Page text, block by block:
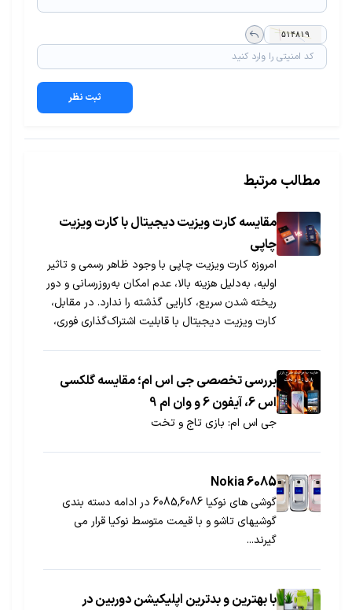
ثبت نظر
مطالب مرتبط
مقایسه کارت ویزیت دیجیتال با کارت ویزیت
چاپی
امروزه کارت ویزیت چاپی با وجود ظاهر رسمی و تاثیر
اولیه، به‌دلیل هزینه بالا، عدم امکان به‌روزرسانی و دور
ریخته شدن سریع، کارایی گذشته را ندارد. در مقابل،
کارت ویزیت دیجیتال با قابلیت اشتراک‌گذاری فوری،
سازگار با رفتار کاربران تبدیل شده است. انتخاب نهایی
به نوع کسب‌وکار و مخاطب بستگی دارد، اما مزیت
کارت دیجیتال انکارناپذیر است.
بررسی تخصصی جی اس ام؛ مقایسه گلکسی
اس 6، آیفون 6 و وان ام 9
جی اس ام: بازی تاج و تخت
Nokia 6085
گوشی های نوکیا 6085,6086 در ادامه دسته بندی
گوشیهای تاشو و با قیمت متوسط نوکیا قرار می
گیرند...
با بهترین و بدترین اپلیکیشن دوربین در